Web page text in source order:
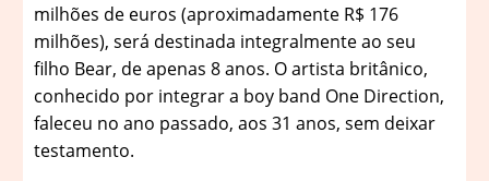
milhões de euros (aproximadamente R$ 176
milhões), será destinada integralmente ao seu
filho Bear, de apenas 8 anos. O artista britânico,
conhecido por integrar a boy band One Direction,
faleceu no ano passado, aos 31 anos, sem deixar
testamento.